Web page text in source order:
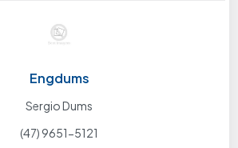
Engdums
Sergio Dums
(47) 9651-5121